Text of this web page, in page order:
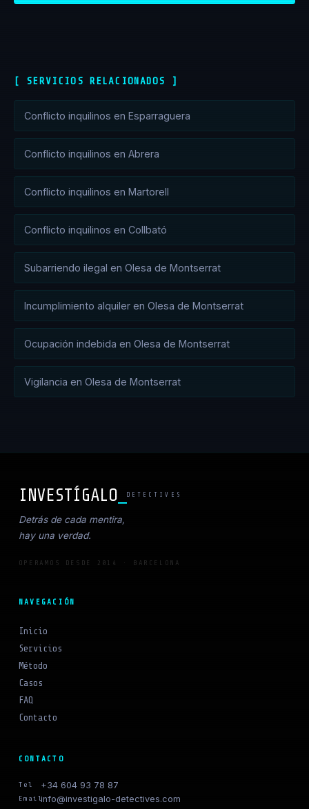
[ SERVICIOS RELACIONADOS ]
Conflicto inquilinos en Esparraguera
Conflicto inquilinos en Abrera
Conflicto inquilinos en Martorell
Conflicto inquilinos en Collbató
Subarriendo ilegal en Olesa de Montserrat
Incumplimiento alquiler en Olesa de Montserrat
Ocupación indebida en Olesa de Montserrat
Vigilancia en Olesa de Montserrat
INVESTÍGALO DETECTIVES
Detrás de cada mentira,
hay una verdad.
OPERAMOS DESDE 2014 · BARCELONA
NAVEGACIÓN
Inicio
Servicios
Método
Casos
FAQ
Contacto
CONTACTO
Tel +34 604 93 78 87
Emailinfo@investigalo-detectives.com